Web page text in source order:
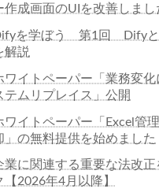
作成画面のUIを改善しまし
を学ぼう 第1回 Difyと
解説
ワイトペーパー「業務変化
テムリプレイス」公開
ワイトペーパー「Excel管
」の無料提供を始めました
業に関連する重要な法改正
【2026年4月以降】